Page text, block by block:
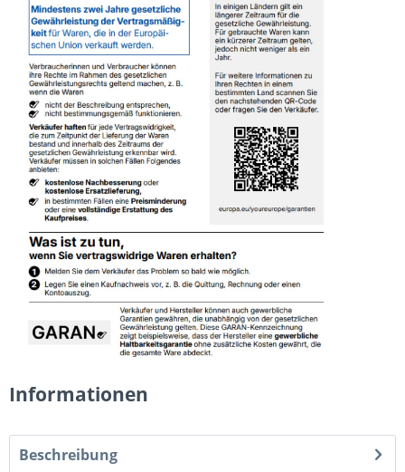
Informationen
Beschreibung